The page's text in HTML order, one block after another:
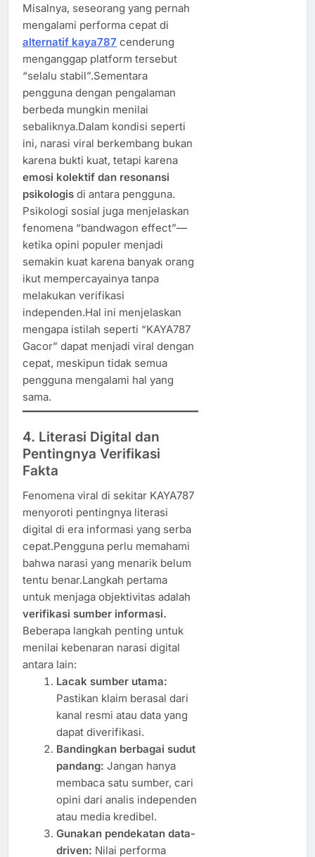
Misalnya, seseorang yang pernah
mengalami performa cepat di
alternatif kaya787 cenderung
menganggap platform tersebut
“selalu stabil”.Sementara
pengguna dengan pengalaman
berbeda mungkin menilai
sebaliknya.Dalam kondisi seperti
ini, narasi viral berkembang bukan
karena bukti kuat, tetapi karena
emosi kolektif dan resonansi
psikologis di antara pengguna.
Psikologi sosial juga menjelaskan
fenomena “bandwagon effect”—
ketika opini populer menjadi
semakin kuat karena banyak orang
ikut mempercayainya tanpa
melakukan verifikasi
independen.Hal ini menjelaskan
mengapa istilah seperti “KAYA787
Gacor” dapat menjadi viral dengan
cepat, meskipun tidak semua
pengguna mengalami hal yang
sama.
4. Literasi Digital dan
Pentingnya Verifikasi
Fakta
Fenomena viral di sekitar KAYA787
menyoroti pentingnya literasi
digital di era informasi yang serba
cepat.Pengguna perlu memahami
bahwa narasi yang menarik belum
tentu benar.Langkah pertama
untuk menjaga objektivitas adalah
verifikasi sumber informasi.
Beberapa langkah penting untuk
menilai kebenaran narasi digital
antara lain:
Lacak sumber utama:
Pastikan klaim berasal dari
kanal resmi atau data yang
dapat diverifikasi.
Bandingkan berbagai sudut
pandang: Jangan hanya
membaca satu sumber, cari
opini dari analis independen
atau media kredibel.
Gunakan pendekatan data-
driven: Nilai performa